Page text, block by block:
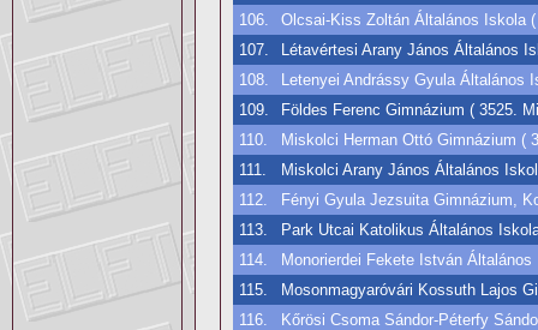
106.
Olcsai-Kiss Zoltán Általános Iskola
107.
Létavértesi Arany János Általános
108.
Letenyei Andrássy Gyula Általános
109.
Földes Ferenc Gimnázium ( 3525.
110.
Miskolci Herman Ottó Gimnázium (
111.
Miskolci Arany János Általános
112.
Fényi Gyula Jezsuita Gimnázium,
113.
Park Utcai Katolikus Általános
114.
Monorierdei Fekete István
115.
Mosonmagyaróvári Kossuth Lajos
116.
Kőrösi Csoma Sándor-Péterfy